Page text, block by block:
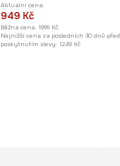
Aktuální cena:
949 Kč
Běžná cena: 1999 Kč
Nejnižší cena za posledních 30 dnů před
poskytnutím slevy: 1249 Kč